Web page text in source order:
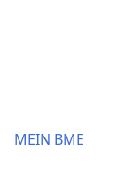
MEIN BME